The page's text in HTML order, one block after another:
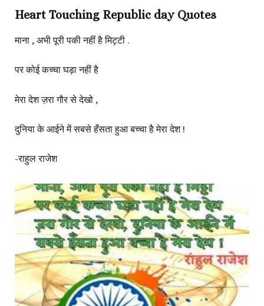
Heart Touching Republic day Quotes
माना , अभी पूरी पकी नहीं है मिट्टी .
पर कोई कच्चा घड़ा नहीं है
मेरा देश ज़रा गौर से देखो ,
दुनिया के आईने में सबसे हँसता हुआ बच्चा है मेरा देश !
-राहुल राजेश